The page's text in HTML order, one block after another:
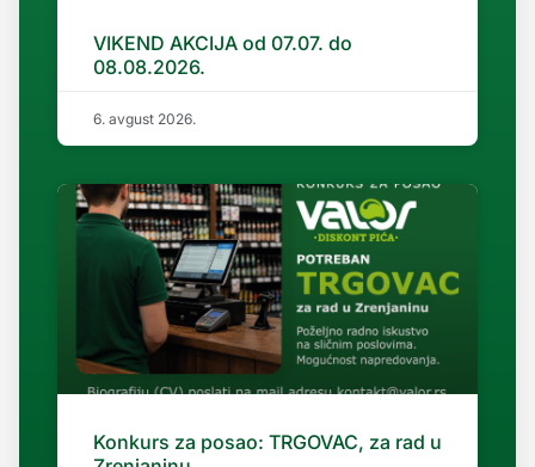
VIKEND AKCIJA od 07.07. do
08.08.2026.
6. avgust 2026.
Konkurs za posao: TRGOVAC, za rad u